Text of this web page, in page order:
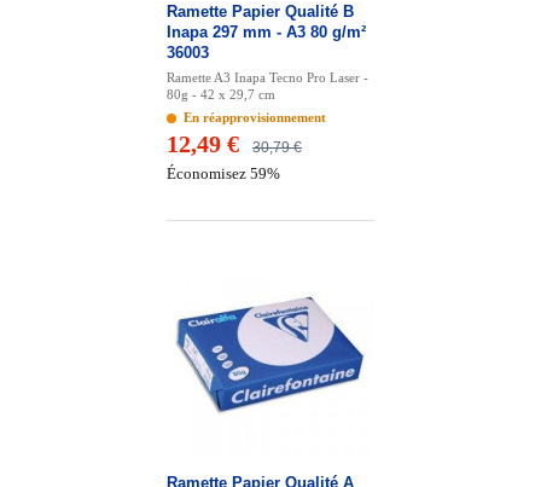
Ramette Papier Qualité B
Inapa 297 mm - A3 80 g/m²
36003
Ramette A3 Inapa Tecno Pro Laser -
80g - 42 x 29,7 cm
En réapprovisionnement
30,79 €
12,49 €
Économisez 59%
Ramette Papier Qualité A